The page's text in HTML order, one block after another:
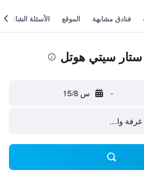
فنادق مشابهة الموقع الأسئلة الشائعة
سيتي هوتل
- س 15/8